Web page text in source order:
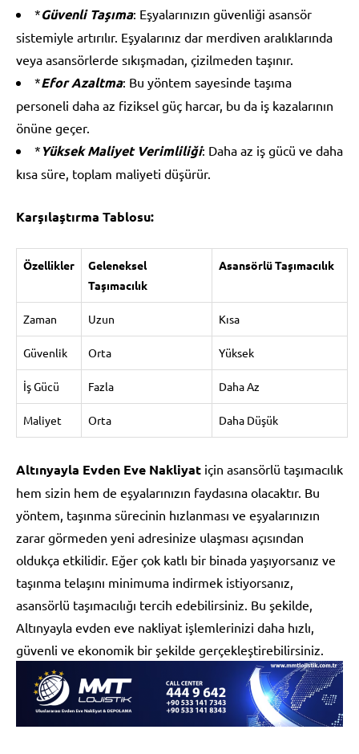
*Güvenli Taşıma: Eşyalarınızın güvenliği asansör
sistemiyle artırılır. Eşyalarınız dar merdiven aralıklarında
veya asansörlerde sıkışmadan, çizilmeden taşınır.
*Efor Azaltma: Bu yöntem sayesinde taşıma
personeli daha az fiziksel güç harcar, bu da iş kazalarının
önüne geçer.
* Yüksek Maliyet Verimliliği: Daha az iş gücü ve daha
kısa süre, toplam maliyeti düşürür.
Karşılaştırma Tablosu:
Özellikler
Geleneksel
Taşımacılık
Asansörlü Taşımacılık
Zaman Uzun Kısa
Güvenlik Orta Yüksek
İş Gücü Fazla Daha Az
Maliyet Orta Daha Düşük
Altınyayla Evden Eve Nakliyat için asansörlü taşımacılık
hem sizin hem de eşyalarınızın faydasına olacaktır. Bu
yöntem, taşınma sürecinin hızlanması ve eşyalarınızın
zarar görmeden yeni adresinize ulaşması açısından
oldukça etkilidir. Eğer çok katlı bir binada yaşıyorsanız ve
taşınma telaşını minimuma indirmek istiyorsanız,
asansörlü taşımacılığı tercih edebilirsiniz. Bu şekilde,
Altınyayla evden eve nakliyat işlemlerinizi daha hızlı,
güvenli ve ekonomik bir şekilde gerçekleştirebilirsiniz.